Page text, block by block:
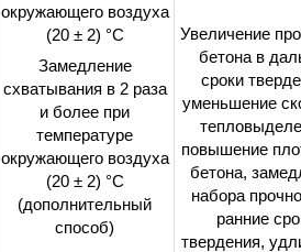
окружающего воздуха
(20 ± 2) °С
Замедление
схватывания в 2 раза
и более при
температуре
окружающего воздуха
(20 ± 2) °С
(дополнительный
способ)
Увеличение
бетона в
сроки
уменьшение
повышение
бетона,
набора
ранние
твердения,